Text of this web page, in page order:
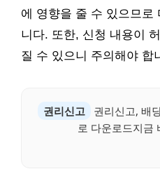
에 영향을 줄 수 있으므로
니다. 또한, 신청 내용이
질 수 있으니 주의해야 합
권리신고
권리신고, 배
로 다운로드지금